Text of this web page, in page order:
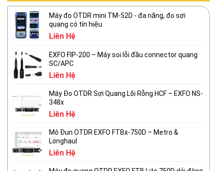
Máy đo OTDR mini TM-52D - đa năng, đo sợi
quang có tín hiệu
Liên Hệ
EXFO FIP-200 – Máy soi lỗi đầu connector quang
SC/APC
Liên Hệ
Máy Đo OTDR Sợi Quang Lõi Rỗng HCF – EXFO NS-
348x
Liên Hệ
Mô Đun OTDR EXFO FTBx-750D – Metro &
Longhaul
Liên Hệ